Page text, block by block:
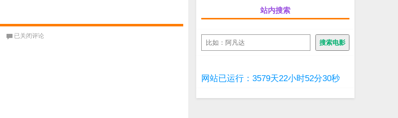
站内搜索
搜
索
搜索电影
网站已运行：3579天22小时52分31秒
2016
已关闭评论